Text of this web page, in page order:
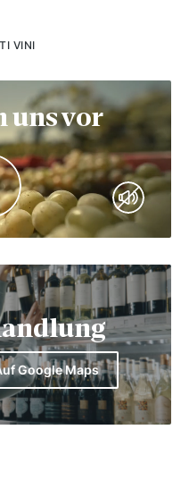
VINI
uns vor
Google Maps